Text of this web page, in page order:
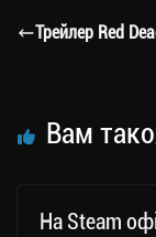
a
er
Трейлер Red
Вам
На Steam